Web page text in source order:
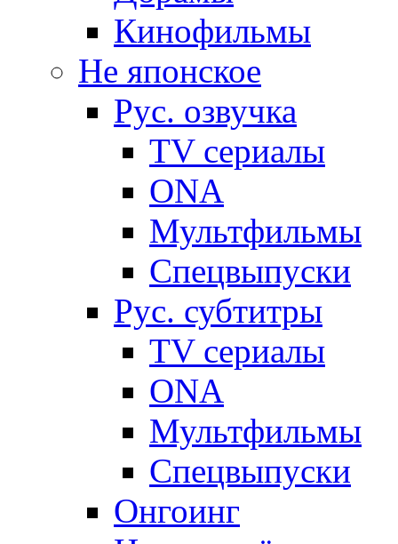
Кинофильмы
Не японское
Рус. озвучка
TV сериалы
ONA
Мультфильмы
Спецвыпуски
Рус. субтитры
TV сериалы
ONA
Мультфильмы
Спецвыпуски
Онгоинг